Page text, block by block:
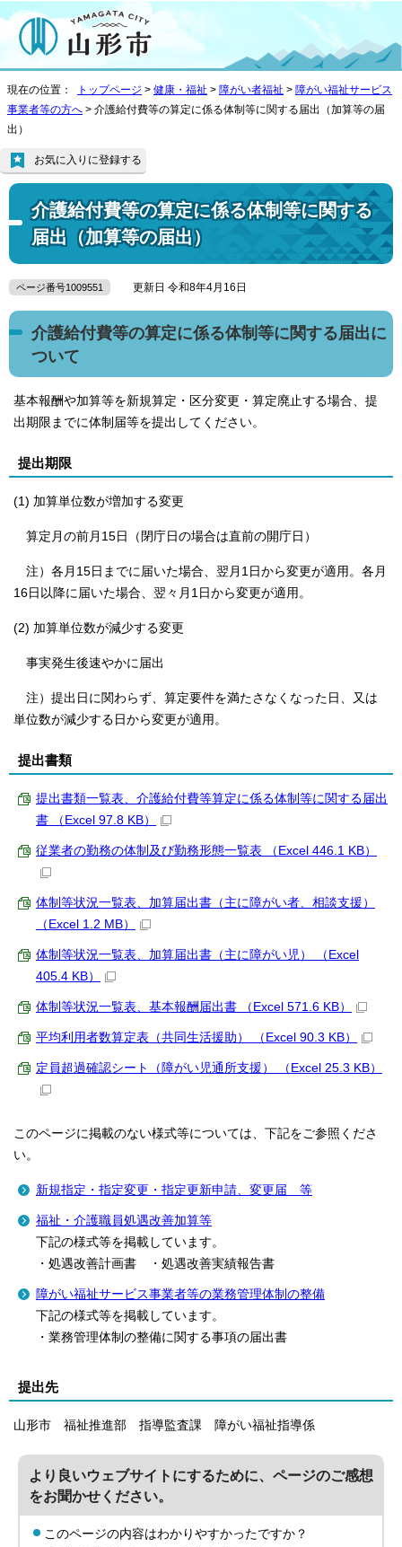
現在の位置： トップページ > 健康・福祉 > 障がい者福祉 > 障がい福祉サービス
事業者等の方へ > 介護給付費等の算定に係る体制等に関する届出（加算等の届
出）
介護給付費等の算定に係る体制等に関する
届出（加算等の届出）
お気に入りに登録する
ページ番号1009551 更新日 令和8年4月16日
介護給付費等の算定に係る体制等に関する届出に
ついて
基本報酬や加算等を新規算定・区分変更・算定廃止する場合、提
出期限までに体制届等を提出してください。
提出期限
(1) 加算単位数が増加する変更
算定月の前月15日（閉庁日の場合は直前の開庁日）
注）各月15日までに届いた場合、翌月1日から変更が適用。各月
16日以降に届いた場合、翌々月1日から変更が適用。
(2) 加算単位数が減少する変更
事実発生後速やかに届出
注）提出日に関わらず、算定要件を満たさなくなった日、又は
単位数が減少する日から変更が適用。
提出書類
提出書類一覧表、介護給付費等算定に係る体制等に関する届出
書 （Excel 97.8 KB）
従業者の勤務の体制及び勤務形態一覧表 （Excel 446.1 KB）
体制等状況一覧表、加算届出書（主に障がい者、相談支援）
（Excel 1.2 MB）
体制等状況一覧表、加算届出書（主に障がい児） （Excel
405.4 KB）
体制等状況一覧表、基本報酬届出書 （Excel 571.6 KB）
平均利用者数算定表（共同生活援助） （Excel 90.3 KB）
定員超過確認シート（障がい児通所支援） （Excel 25.3 KB）
このページに掲載のない様式等については、下記をご参照くださ
い。
新規指定・指定変更・指定更新申請、変更届 等
福祉・介護職員処遇改善加算等
下記の様式等を掲載しています。
・処遇改善計画書 ・処遇改善実績報告書
障がい福祉サービス事業者等の業務管理体制の整備
下記の様式等を掲載しています。
・業務管理体制の整備に関する事項の届出書
提出先
山形市 福祉推進部 指導監査課 障がい福祉指導係
より良いウェブサイトにするために、ページのご感想
をお聞かせください。
このページの内容はわかりやすかったですか？